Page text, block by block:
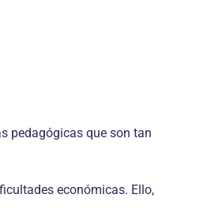
pedagógicas que son tan
económicas. Ello,